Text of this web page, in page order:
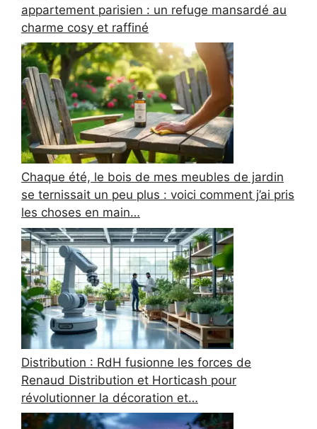
appartement parisien : un refuge mansardé au
charme cosy et raffiné
Chaque été, le bois de mes meubles de jardin
se ternissait un peu plus : voici comment j’ai pris
les choses en main…
Distribution : RdH fusionne les forces de
Renaud Distribution et Horticash pour
révolutionner la décoration et…